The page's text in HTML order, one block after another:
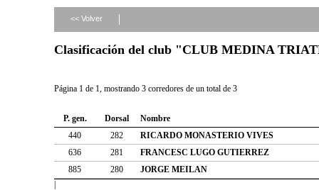
<< Volver
Clasificación del club "CLUB MEDINA
Página 1 de 1, mostrando 3 corredores de un total de 3
P. gen. Dorsal
Nombre
440
282
RICARDO MONASTERIO VIVES
636
281
FRANCESC LUGO GUTIERREZ
885
280
JORGE MEILAN
|